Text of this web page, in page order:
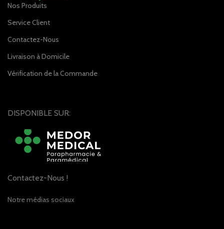
Nos Produits
Service Client
Contactez-Nous
Livraison à Domicile
Vérification de la Commande
DISPONIBLE SUR:
Contactez-Nous !
Notre médias sociaux